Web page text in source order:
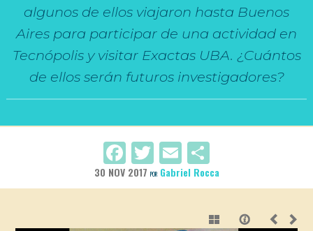
algunos de ellos viajaron hasta Buenos
Aires para participar de una actividad en
Tecnópolis y visitar Exactas UBA. ¿Cuántos
de ellos serán futuros investigadores?
Facebook
Twitter
Email
30 NOV 2017 POR Gabriel Rocca